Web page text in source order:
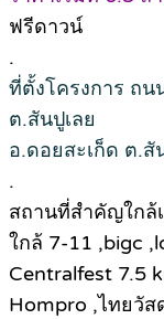
ฟรีดาวน์
.
ที่ตั้งโครงการ ถน
ต.สันปูเลย
อ.ดอยสะเก็ด ต.สั
.
สถานที่สำคัญใกล้
ใกล้ 7-11 ,bigc
Centralfest 7.5
Hompro ,ไทยวั